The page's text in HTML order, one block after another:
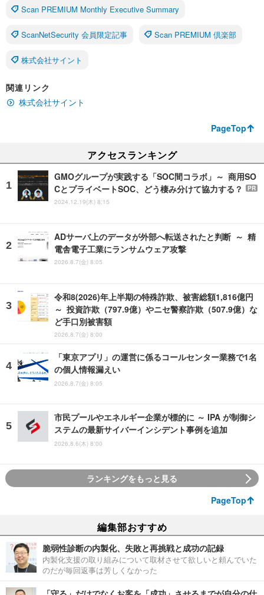
Scan PREMIUM Monthly Executive Summary
ScanNetSecurity 会員限定記事 Scan PREMIUM 倶楽部
株式会社サイント
関連リンク
株式会社サイント
PageTop
アクセスランキング
GMOグループが実践する「SOC間コラボ」～ 商用SO
CとプライベートSOC、どう棲み分けて協力する？
PR
2024.12.19(木) 8:15
ADサーバ上のデータが外部へ転送されたと判断 ～ 精
電舎電子工業にランサムウェア攻撃
2026.8.7(金) 8:05
令和8(2026)年上半期の特殊詐欺、被害総額1,816億円
～ 投資詐欺（797.9億）やニセ警察詐欺（507.9億）な
ど手口別被害額
2026.8.7(金) 8:00
「東京アプリ」の運営に係るコールセンター業務で1名
の個人情報漏えい
2026.8.7(金) 8:05
市民プールやエネルギー企業が標的に ～ IPA が制御シ
ステムの最新サイバーインシデント事例を追加
2026.8.6(木) 8:00
ランキングをもっと見る
PageTop
編集部おすすめ
脆弱性診断の内製化、失敗と再挑戦と成功の記録
内製化支援の取り組みについて取材させて欲しいと頼んでいた
のだが毎回返事は芳しくなかった